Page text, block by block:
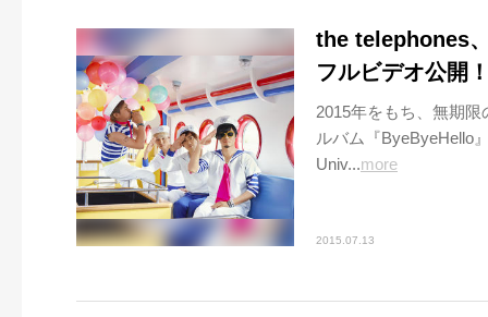
the telephones
フルビデオ公開
2015年をもち、無期
ルバム『ByeByeHello
Univ...more
2015.07.13